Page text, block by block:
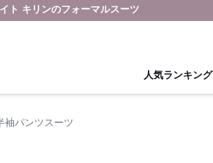
ト キリンのフォーマルスーツ
人気ランキング
袖パンツスーツ